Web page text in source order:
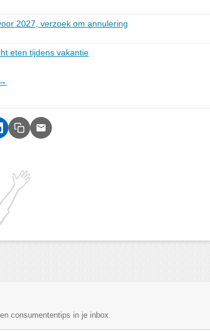
2027, verzoek om annulering
eten tijdens vakantie
consumententips in je inbox.